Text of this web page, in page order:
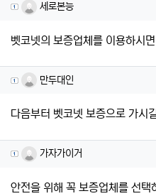
세로본능님의 댓글
세로본능
벳코넷의 보증업체를 이용하시
만두대인님의 댓글
만두대인
다음부터 벳코넷 보증으로 가시
가자가이거님의 댓
가자가이거
안전을 위해 꼭 보증업체를 선택